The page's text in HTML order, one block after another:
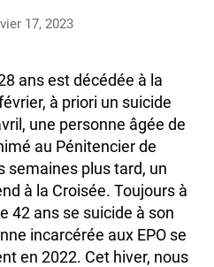
Auteur
de
a
17, 2023
ans est décédée à la
à priori un suicide
une personne âgée de
au Pénitencier de
semaines plus tard, un
à la Croisée. Toujours à
42 ans se suicide à son
incarcérée aux EPO se
en 2022. Cet hiver, nous